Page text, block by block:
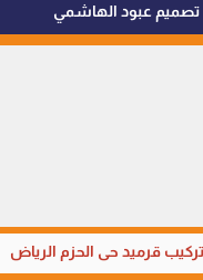
قرميد حي الحزم الرياض
تصميم عبود الهاشمي